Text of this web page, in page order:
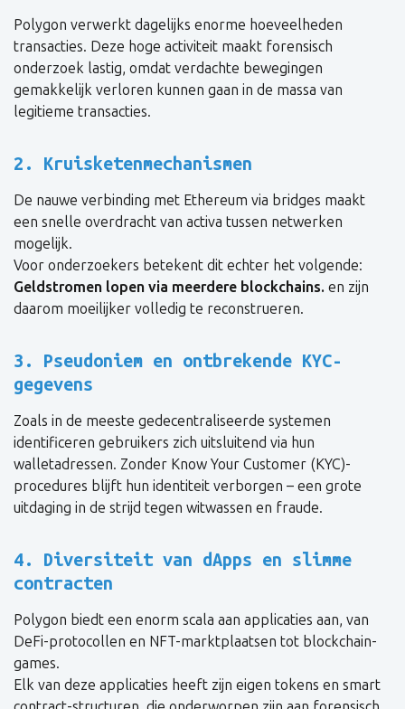
Polygon verwerkt dagelijks enorme hoeveelheden
transacties. Deze hoge activiteit maakt forensisch
onderzoek lastig, omdat verdachte bewegingen
gemakkelijk verloren kunnen gaan in de massa van
legitieme transacties.
2. Kruisketenmechanismen
De nauwe verbinding met Ethereum via bridges maakt
een snelle overdracht van activa tussen netwerken
mogelijk.
Voor onderzoekers betekent dit echter het volgende:
Geldstromen lopen via meerdere blockchains. en zijn
daarom moeilijker volledig te reconstrueren.
3. Pseudoniem en ontbrekende KYC-
gegevens
Zoals in de meeste gedecentraliseerde systemen
identificeren gebruikers zich uitsluitend via hun
walletadressen. Zonder Know Your Customer (KYC)-
procedures blijft hun identiteit verborgen – een grote
uitdaging in de strijd tegen witwassen en fraude.
4. Diversiteit van dApps en slimme
contracten
Polygon biedt een enorm scala aan applicaties aan, van
DeFi-protocollen en NFT-marktplaatsen tot blockchain-
games.
Elk van deze applicaties heeft zijn eigen tokens en smart